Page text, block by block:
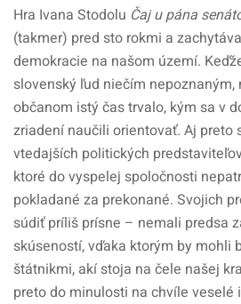
Hra Ivana Stodolu Čaj u pána
(takmer) pred sto rokmi a
demokracie na našom území.
slovenský ľud niečím nepoznaným,
občanom istý čas trvalo, kým sa v
zriadení naučili orientovať. Aj preto
vtedajších politických
ktoré do vyspelej spoločnosti
pokladané za prekonané. Svojich
súdiť príliš prísne – nemali predsa
skúseností, vďaka ktorým by mohli
štátnikmi, akí stoja na čele našej
preto do minulosti na chvíle veselé